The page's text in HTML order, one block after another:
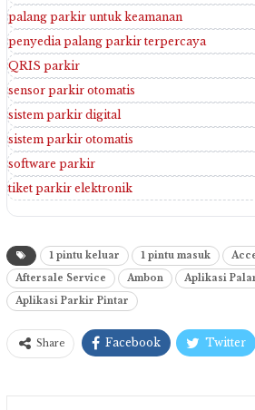
palang parkir untuk keamanan
penyedia palang parkir terpercaya
QRIS parkir
sensor parkir otomatis
sistem parkir digital
sistem parkir otomatis
software parkir
tiket parkir elektronik
1 pintu keluar 1 pintu masuk
Aftersale Service
Ambon
Aplikasi
Aplikasi Parkir Pintar
Share Facebook Twitter